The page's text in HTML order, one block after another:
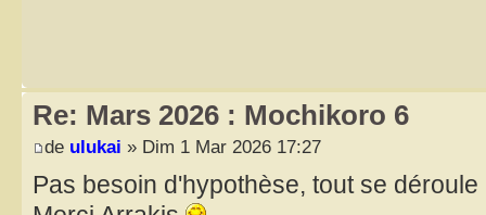
Re: Mars 2026 : Mochikoro 6
de ulukai » Dim 1 Mar 2026 17:27
Pas besoin d'hypothèse, tout se